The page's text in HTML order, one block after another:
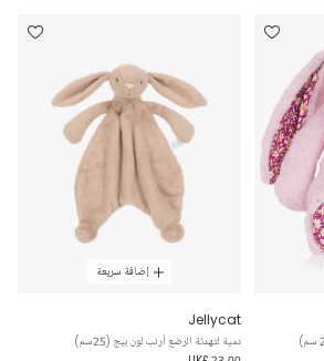
إضافة سريعة
Jellycat
دمية لتهدئة الرضع أرنب لون بيج (25سم)